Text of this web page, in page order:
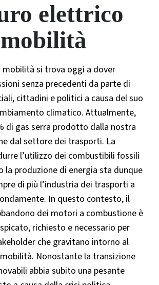
elettrico
si trova oggi a dover
senza precedenti da parte di
cittadini e politici a causa del suo
climatico. Attualmente,
di gas serra prodotto dalla nostra
dal settore dei trasporti. La
l’utilizzo dei combustibili fossili
la produzione di energia sta dunque
di più l’industria dei trasporti a
In questo contesto, il
dei motori a combustione è
richiesto e necessario per
che gravitano intorno al
Nonostante la transizione
abbia subito una pesante